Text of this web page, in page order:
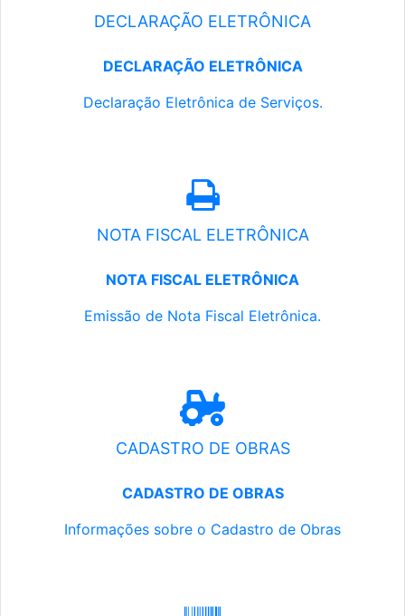
DECLARAÇÃO ELETRÔNICA
DECLARAÇÃO ELETRÔNICA
Declaração Eletrônica de Serviços.
NOTA FISCAL ELETRÔNICA
NOTA FISCAL ELETRÔNICA
Emissão de Nota Fiscal Eletrônica.
CADASTRO DE OBRAS
CADASTRO DE OBRAS
Informações sobre o Cadastro de Obras